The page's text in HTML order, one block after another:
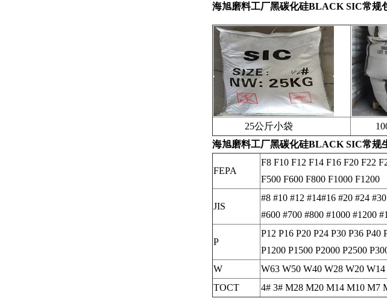
海旭磨料工厂黑碳化硅BLACK SIC常规
25公斤小袋 1000
海旭磨料工厂黑碳化硅BLACK SIC常规
FEPA
F8 F10 F12 F14 F16 F20 F22
F500 F600 F800 F1000 F1200
JIS
#8 #10 #12 #14#16 #20 #24
#600 #700 #800 #1000 #1200
P
P12 P16 P20 P24 P30 P36 P40
P1200 P1500 P2000 P2500
W
W63 W50 W40 W28 W20
TOCT
4# 3# M28 M20 M14 M10 M7